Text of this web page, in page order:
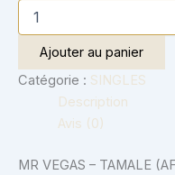
Ajouter au panier
Catégorie : SINGLES
Description
Avis (0)
MR VEGAS – TAMALE